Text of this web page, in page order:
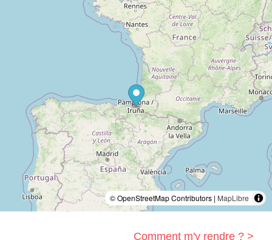
© OpenStreetMap Contributors | MapLibre
Comment m'y rendre ? >